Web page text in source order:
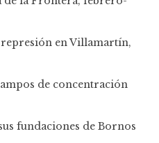
en Villamartín,
de concentración
fundaciones de Bornos